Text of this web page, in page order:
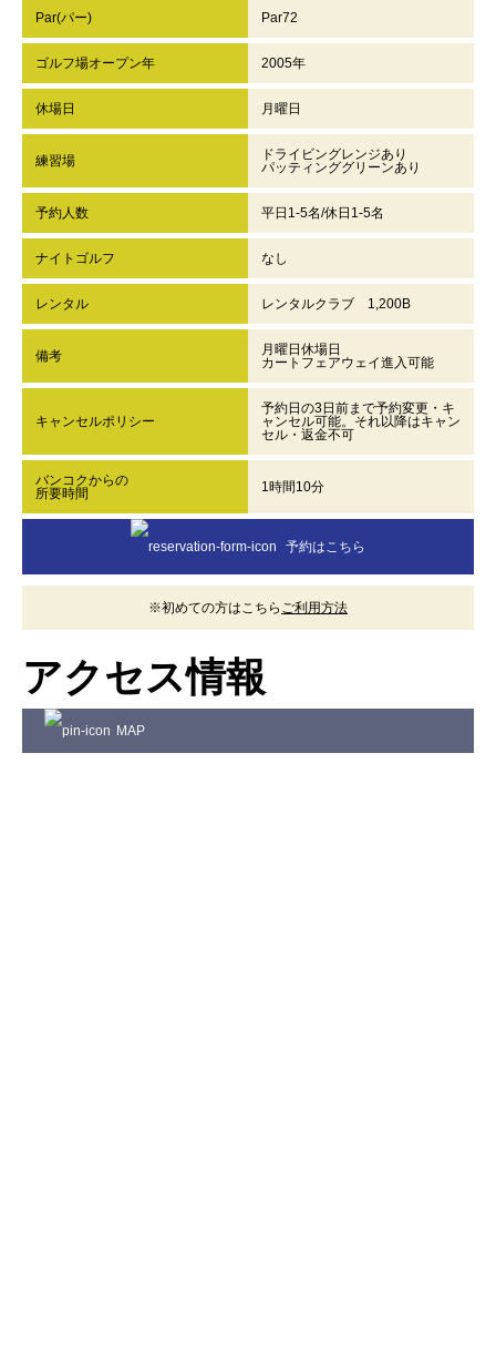
Par(パー) Par72
ゴルフ場オープン年 2005年
休場日 月曜日
練習場
ドライビングレンジあり
パッティンググリーンあり
予約人数 平日1-5名/休日1-5名
ナイトゴルフ なし
レンタル レンタルクラブ 1,200B
備考
月曜日休場日
カートフェアウェイ進入可能
キャンセルポリシー
予約日の3日前まで予約変更・キ
ャンセル可能。それ以降はキャン
セル・返金不可
バンコクからの
所要時間
1時間10分
予約はこちら
※初めての方はこちら ご利用方法
アクセス情報
MAP